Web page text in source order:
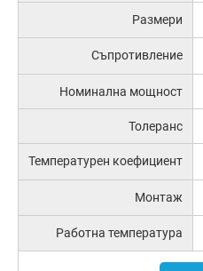
Размери
Съпротивление
Номинална мощност
Толеранс
Температурен коефициент
Монтаж
Работна температура